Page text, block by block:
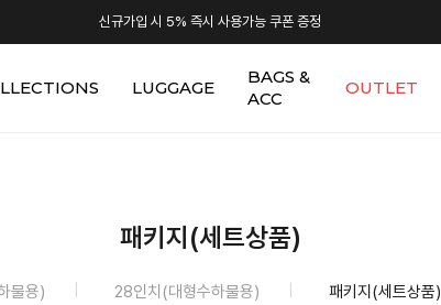
신규가입 시 5% 즉시 사용가능 쿠폰 증정
LUGGAGE
BAGS &
ACC
OUTLET
패키지(세트상품)
물용) 28인치(대형수하물용) 패키지(세트상품)